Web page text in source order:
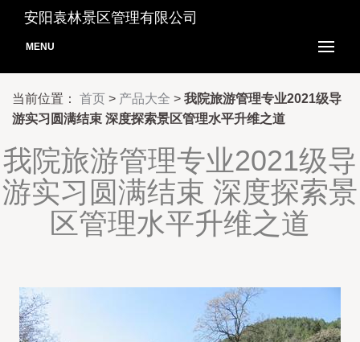
安阳袁林景区管理有限公司
MENU
当前位置： 首页 > 产品大全 > 我院旅游管理专业2021级导
游实习圆满结束 深度探索景区管理水平升维之道
我院旅游管理专业2021级导
游实习圆满结束 深度探索景
区管理水平升维之道